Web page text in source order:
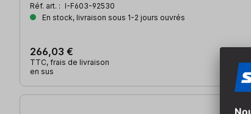
Réf. art. : I-F603-92530
En stock, livraison sous 1-2 jours ouvrés
266,03 €
TTC, frais de livraison
en sus